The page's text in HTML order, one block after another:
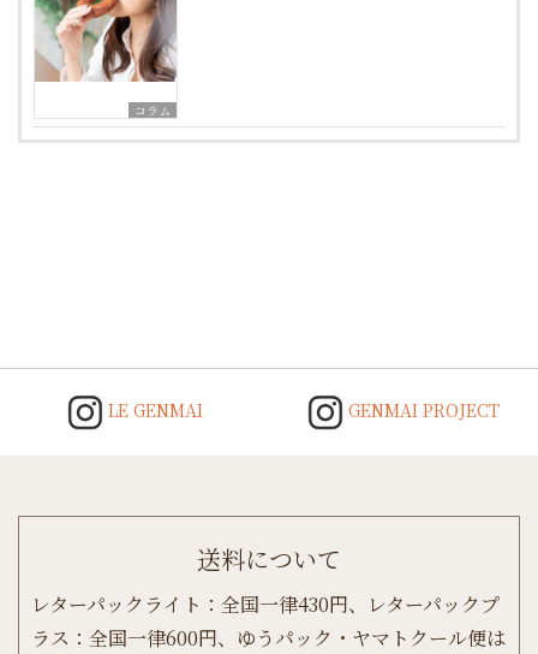
コラム
LE GENMAI GENMAI PROJECT
送料について
レターパックライト：全国一律430円、レターパックプ
ラス：全国一律600円、ゆうパック・ヤマトクール便は